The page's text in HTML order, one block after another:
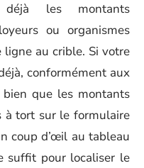
déjà les montants
ou organismes
ligne au crible. Si votre
conformément aux
que les montants
à tort sur le formulaire
coup d’œil au tableau
suffit pour localiser le